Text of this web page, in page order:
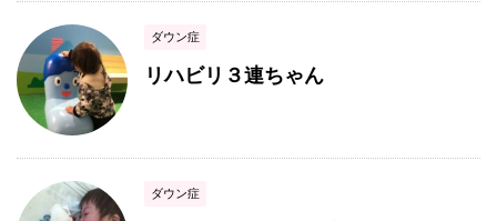
ダウン症
リハビリ３連ちゃん
ダウン症